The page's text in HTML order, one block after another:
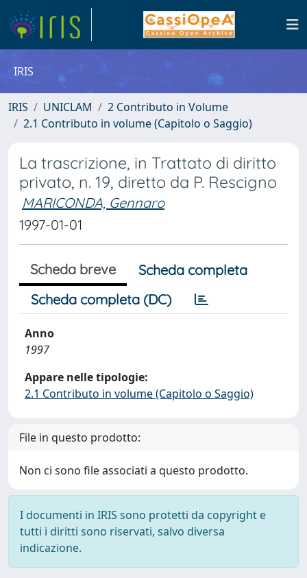
IRIS
IRIS UNICLAM
2 Contributo in Volume
2.1 Contributo in volume (Capitolo o Saggio)
La trascrizione, in Trattato di diritto
privato, n. 19, diretto da P. Rescigno
MARICONDA, Gennaro
1997-01-01
Scheda breve
Scheda completa
Scheda completa (DC)
Anno
1997
Appare nelle tipologie:
2.1 Contributo in volume (Capitolo o Saggio)
File in questo prodotto:
Non ci sono file associati a questo prodotto.
I documenti in IRIS sono protetti da copyright e
tutti i diritti sono riservati, salvo diversa
indicazione.